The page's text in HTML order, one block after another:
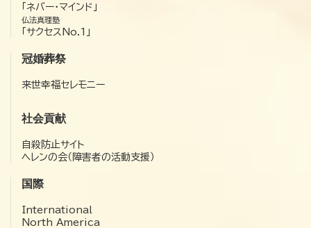
「ネバー・マインド」
仏法真理塾
「サクセスNo.1」
冠婚葬祭
来世幸福セレモニー
社会貢献
自殺防止サイト
ヘレンの会（障害者の活動支援）
国際
International
North America